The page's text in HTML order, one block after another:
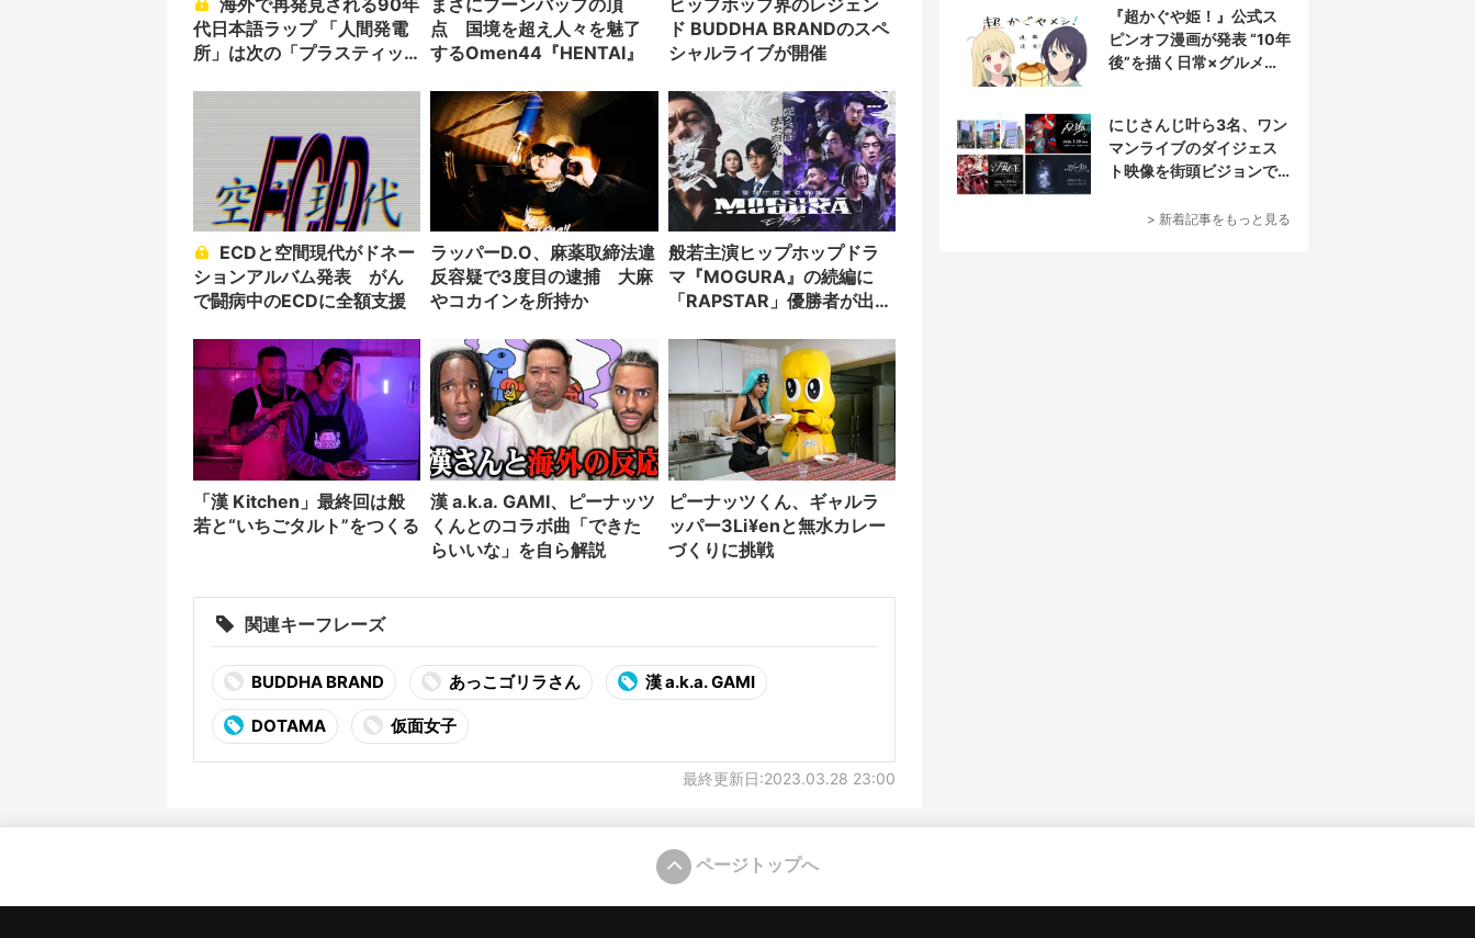
代日本語ラップ 「人間発電
所」は次の「プラスティッ
まさにブーンバップの頂
点 国境を超え人々を魅了
するOmen44『HENTAI』
ヒップホップ界のレジェン
ド BUDDHA BRANDのスペ
シャルライブが開催
ションアルバム発表 がん
で闘病中のECDに全額支援
ラッパーD.O、麻薬取締法違
反容疑で3度目の逮捕 大麻
やコカインを所持か
般若主演ヒップホップドラ
マ『MOGURA』の続編に
「RAPSTAR」優勝者が出演
「漢 Kitchen」最終回は般
若と“いちごタルト”をつくる
漢 a.k.a. GAMI、ピーナッツ
くんとのコラボ曲「できた
らいいな」を自ら解説
ピーナッツくん、ギャルラ
ッパー3Li¥enと無水カレー
づくりに挑戦
関連キーフレーズ
BUDDHA BRAND あっこゴリラさん 漢 a.k.a. GAMI
DOTAMA 仮面女子
最終更新日:2023.03.28 23:00
『超かぐや姫！』公式ス
ピンオフ漫画が発表 “10年
後”を描く日常×グルメ作
にじさんじ叶ら3名、ワン
マンライブのダイジェス
ト映像を街頭ビジョンで
> 新着記事をもっと見る
ページトップへ